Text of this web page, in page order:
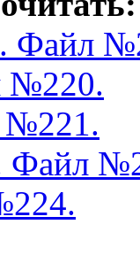
Файл
№220.
№221.
Файл